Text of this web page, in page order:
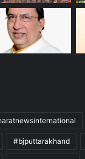
#bjputtarakhand